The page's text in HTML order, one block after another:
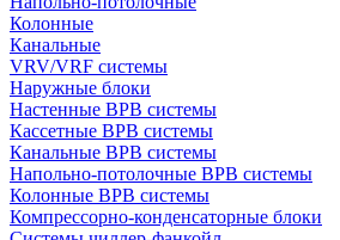
Колонные
Канальные
VRV/VRF системы
Наружные блоки
Настенные ВРВ системы
Кассетные ВРВ системы
Канальные ВРВ системы
Напольно-потолочные ВРВ системы
Колонные ВРВ системы
Компрессорно-конденсаторные блоки